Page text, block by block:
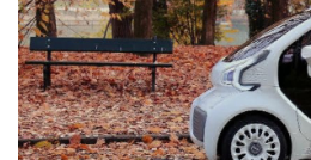
IT Times
生成式AI與雲端應用
Enterprise Digital Transformation
特集